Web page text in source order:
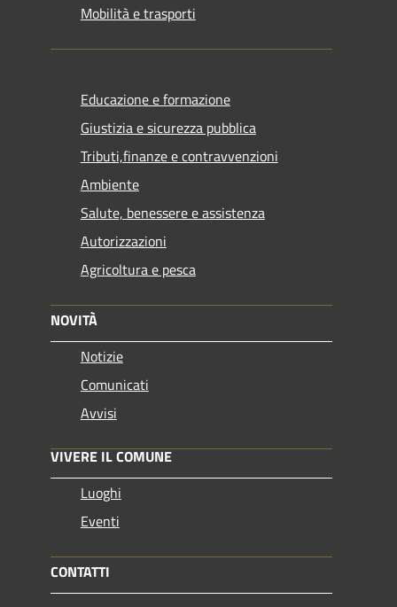
Mobilità e trasporti
Educazione e formazione
Giustizia e sicurezza pubblica
Tributi,finanze e contravvenzioni
Ambiente
Salute, benessere e assistenza
Autorizzazioni
Agricoltura e pesca
NOVITÀ
Notizie
Comunicati
Avvisi
VIVERE IL COMUNE
Luoghi
Eventi
CONTATTI